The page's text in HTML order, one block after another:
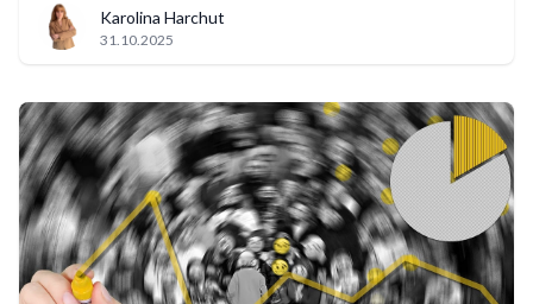
Karolina Harchut
31.10.2025